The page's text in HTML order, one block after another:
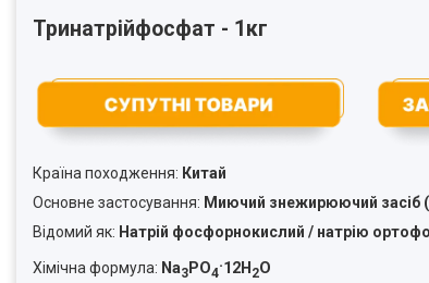
Тринатрійфосфат - 1кг
Країна походження: Китай
Основне застосування: Миючий знежирюючий засіб
Відомий як: Натрій фосфорнокислий / натрію
Хімічна формула: Na3PO4
.12H2O